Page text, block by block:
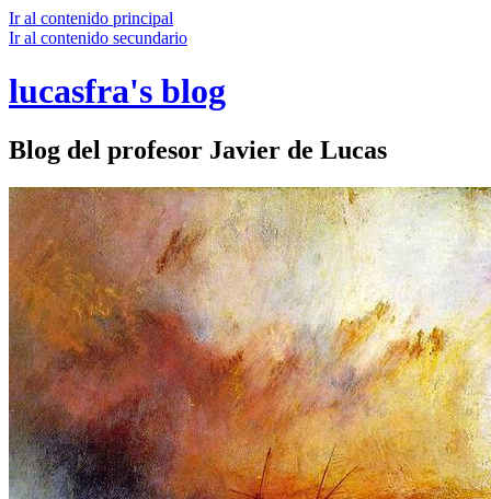
Ir al contenido principal
Ir al contenido secundario
lucasfra's blog
Blog del profesor Javier de Lucas